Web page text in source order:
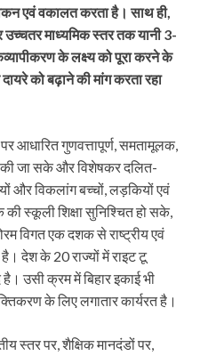
एवं वकालत करता है। साथ ही,
माध्यमिक स्तर तक यानी 3-
के लक्ष्य को पूरा करने के
को बढ़ाने की मांग करता रहा
आधारित गुणवत्तापूर्ण, समतामूलक,
की जा सके और विशेषकर दलित-
और विकलांग बच्चों, लड़कियों एवं
स्कूली शिक्षा सुनिश्चित हो सके,
विगत एक दशक से राष्ट्रीय एवं
देश के 20 राज्यों में राइट टू
उसी क्रम में बिहार इकाई भी
के लिए लगातार कार्यरत है।
स्तर पर, शैक्षिक मानदंडों पर,